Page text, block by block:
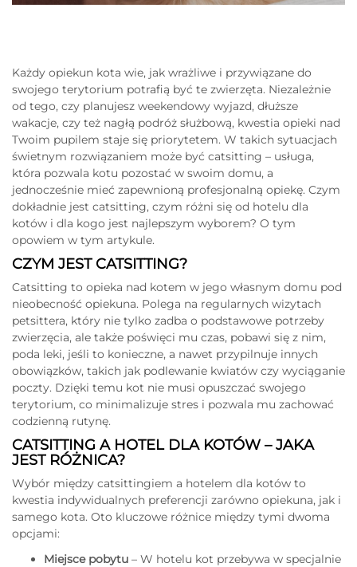
Każdy opiekun kota wie, jak wrażliwe i przywiązane do
swojego terytorium potrafią być te zwierzęta. Niezależnie
od tego, czy planujesz weekendowy wyjazd, dłuższe
wakacje, czy też nagłą podróż służbową, kwestia opieki nad
Twoim pupilem staje się priorytetem. W takich sytuacjach
świetnym rozwiązaniem może być catsitting – usługa,
która pozwala kotu pozostać w swoim domu, a
jednocześnie mieć zapewnioną profesjonalną opiekę. Czym
dokładnie jest catsitting, czym różni się od hotelu dla
kotów i dla kogo jest najlepszym wyborem? O tym
opowiem w tym artykule.
CZYM JEST CATSITTING?
Catsitting to opieka nad kotem w jego własnym domu pod
nieobecność opiekuna. Polega na regularnych wizytach
petsittera, który nie tylko zadba o podstawowe potrzeby
zwierzęcia, ale także poświęci mu czas, pobawi się z nim,
poda leki, jeśli to konieczne, a nawet przypilnuje innych
obowiązków, takich jak podlewanie kwiatów czy wyciąganie
poczty. Dzięki temu kot nie musi opuszczać swojego
terytorium, co minimalizuje stres i pozwala mu zachować
codzienną rutynę.
CATSITTING A HOTEL DLA KOTÓW – JAKA
JEST RÓŻNICA?
Wybór między catsittingiem a hotelem dla kotów to
kwestia indywidualnych preferencji zarówno opiekuna, jak i
samego kota. Oto kluczowe różnice między tymi dwoma
opcjami:
Miejsce pobytu – W hotelu kot przebywa w specjalnie